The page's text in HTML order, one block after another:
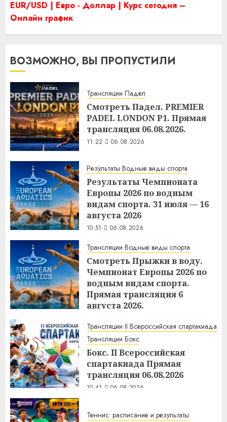
EUR/USD | Евро - Доллар | Курс сегодня –
Онлайн график
ВОЗМОЖНО, ВЫ ПРОПУСТИЛИ
Трансляции Падел
Смотреть Падел. PREMIER
PADEL LONDON P1. Прямая
трансляция 06.08.2026.
11:22 06.08.2026
Результаты Водные виды спорта
Результаты Чемпионата
Европы 2026 по водным
видам спорта. 31 июля — 16
августа 2026
10:51 06.08.2026
Трансляции Водные виды спорта
Смотреть Прыжки в воду.
Чемпионат Европы 2026 по
водным видам спорта.
Прямая трансляция 6
августа 2026.
Трансляции II Всероссийская спартакиада
Трансляции Бокс
Бокс. II Всероссийская
спартакиада Прямая
трансляция 06.08.2026
10:41 06.08.2026
Теннис: расписание и результаты